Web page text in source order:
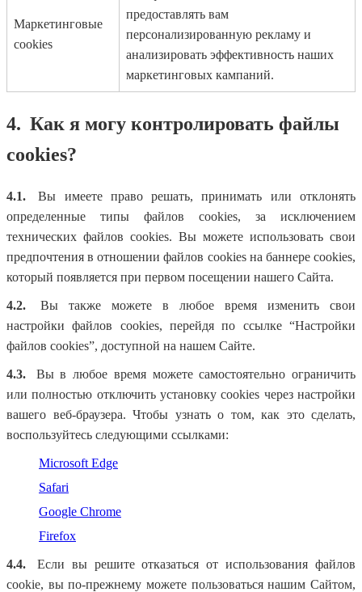
Маркетинговые
cookies
предоставлять вам
персонализированную рекламу и
анализировать эффективность наших
маркетинговых кампаний.
4. Как я могу контролировать файлы
cookies?
4.1.
Вы имеете право решать, принимать или отклонять
определенные типы файлов cookies, за исключением
технических файлов cookies. Вы можете использовать свои
предпочтения в отношении файлов cookies на баннере cookies,
который появляется при первом посещении нашего Сайта.
4.2.
Вы также можете в любое время изменить свои
настройки файлов cookies, перейдя по ссылке “Настройки
файлов cookies”, доступной на нашем Сайте.
4.3.
Вы в любое время можете самостоятельно ограничить
или полностью отключить установку cookies через настройки
вашего веб-браузера. Чтобы узнать о том, как это сделать,
воспользуйтесь следующими ссылками:
Microsoft Edge
Safari
Google Chrome
Firefox
4.4.
Если вы решите отказаться от использования файлов
cookie, вы по-прежнему можете пользоваться нашим Сайтом,